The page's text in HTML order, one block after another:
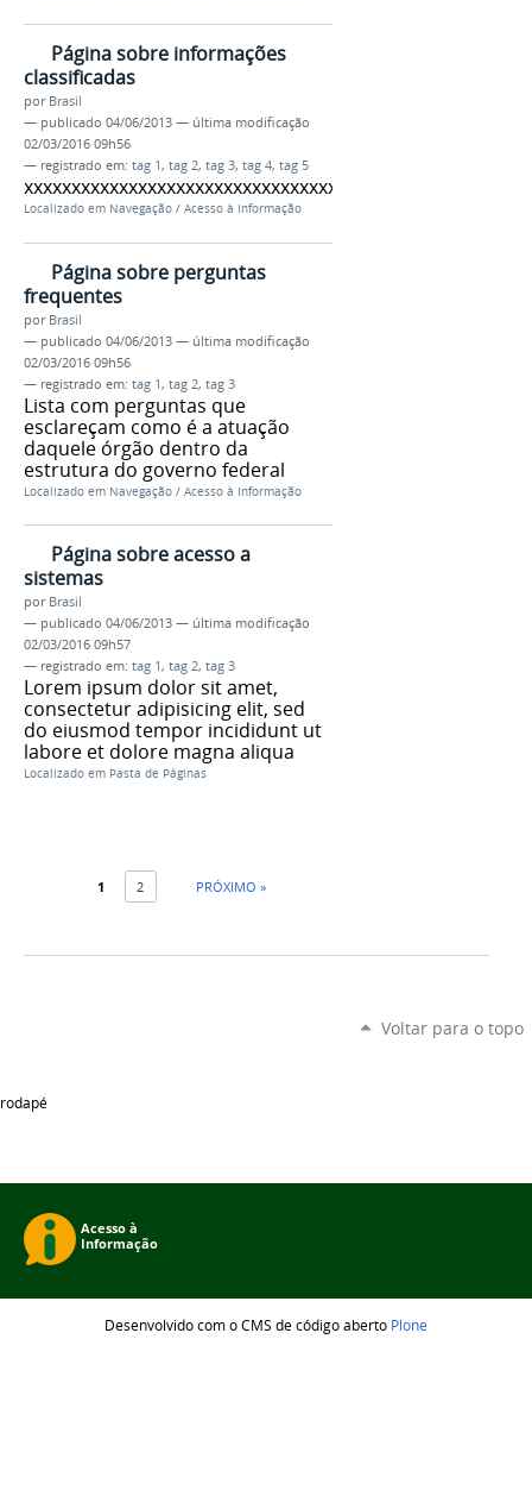
Página sobre informações
classificadas
por Brasil
— publicado 04/06/2013 — última modificação
02/03/2016 09h56
— registrado em: tag 1, tag 2, tag 3, tag 4, tag 5
xxxxxxxxxxxxxxxxxxxxxxxxxxxxxxxxxxxx
Localizado em Navegação / Acesso à Informação
Página sobre perguntas
frequentes
por Brasil
— publicado 04/06/2013 — última modificação
02/03/2016 09h56
— registrado em: tag 1, tag 2, tag 3
Lista com perguntas que
esclareçam como é a atuação
daquele órgão dentro da
estrutura do governo federal
Localizado em Navegação / Acesso à Informação
Página sobre acesso a
sistemas
por Brasil
— publicado 04/06/2013 — última modificação
02/03/2016 09h57
— registrado em: tag 1, tag 2, tag 3
Lorem ipsum dolor sit amet,
consectetur adipisicing elit, sed
do eiusmod tempor incididunt ut
labore et dolore magna aliqua
Localizado em Pasta de Páginas
1 2 PRÓXIMO »
Voltar para o topo
rodapé
Desenvolvido com o CMS de código aberto Plone